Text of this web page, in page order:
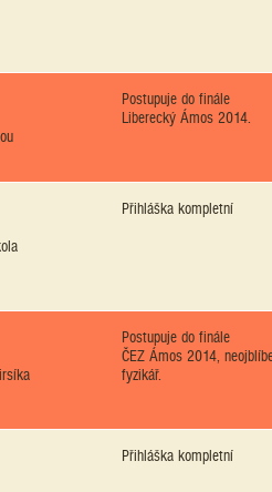
Postupuje do finále
Liberecký Ámos 2014.
Přihláška kompletní
Postupuje do finále
ČEZ Ámos 2014,
fyzikář.
Přihláška kompletní